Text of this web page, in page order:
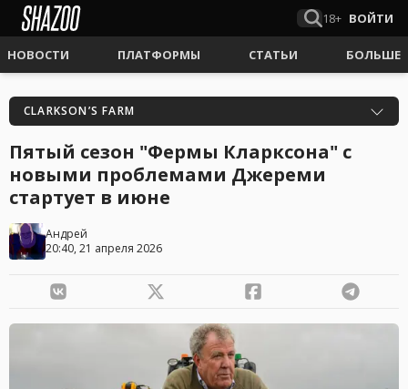
18+ ВОЙТИ
НОВОСТИ ПЛАТФОРМЫ СТАТЬИ БОЛЬШЕ
CLARKSON’S FARM
Пятый сезон "Фермы Кларксона" с
новыми проблемами Джереми
стартует в июне
Андрей
20:40, 21 апреля 2026